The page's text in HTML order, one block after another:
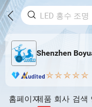
Shenzhen
홈페이지제품 회사 검색